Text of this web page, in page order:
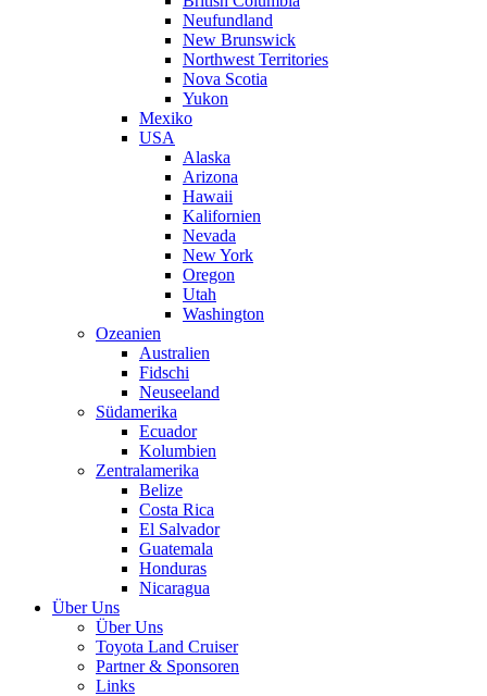
Neufundland
New Brunswick
Northwest Territories
Nova Scotia
Yukon
Mexiko
USA
Alaska
Arizona
Hawaii
Kalifornien
Nevada
New York
Oregon
Utah
Washington
Ozeanien
Australien
Fidschi
Neuseeland
Südamerika
Ecuador
Kolumbien
Zentralamerika
Belize
Costa Rica
El Salvador
Guatemala
Honduras
Nicaragua
Über Uns
Über Uns
Toyota Land Cruiser
Partner & Sponsoren
Links